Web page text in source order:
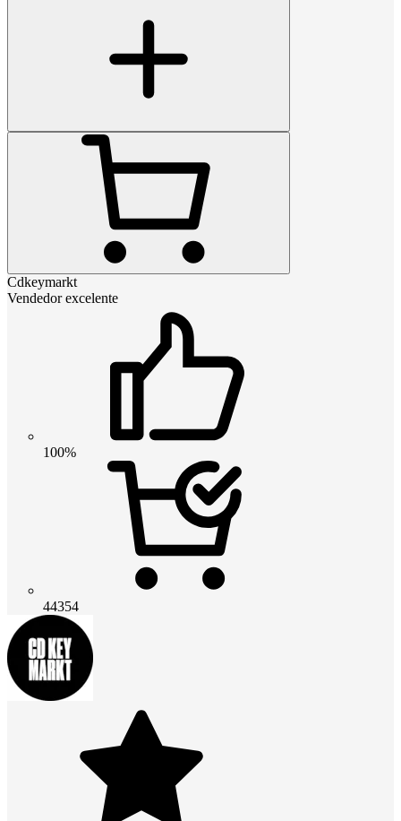
Cdkeymarkt
Vendedor excelente
100%
44354